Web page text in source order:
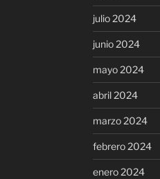
julio 2024
junio 2024
mayo 2024
abril 2024
marzo 2024
febrero 2024
enero 2024